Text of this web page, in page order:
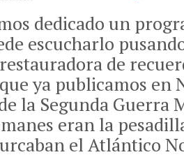
dedicado un
escucharlo
de
ya publicamos en
la Segunda Guerra
eran la
el Atlántico